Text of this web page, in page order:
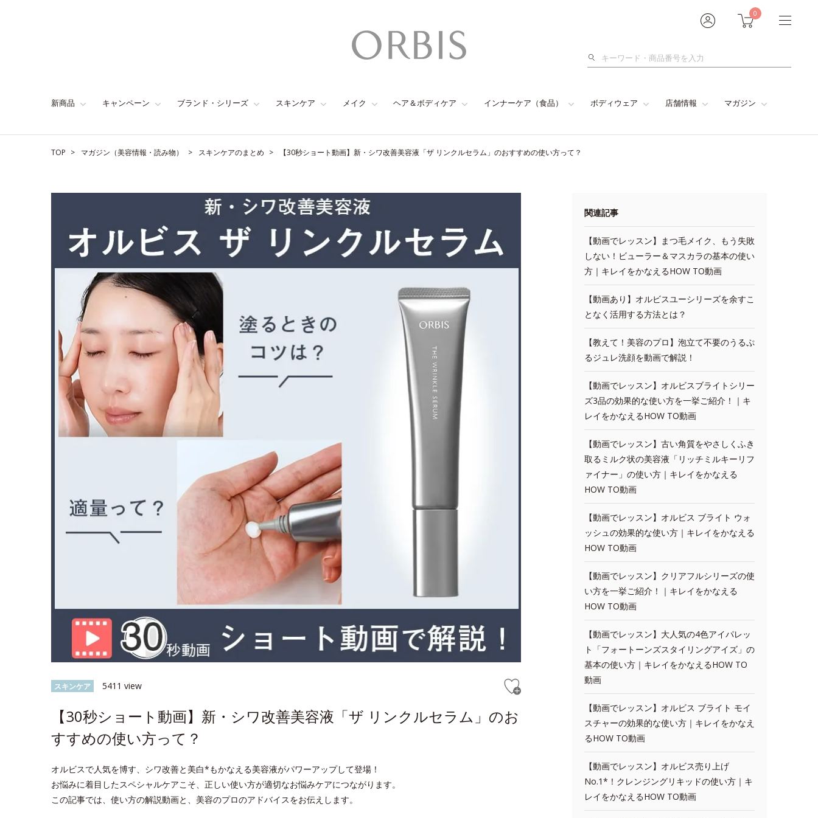
0
検
新商品 キャンペーン ブランド・シリーズ スキンケア メイク ヘア＆ボディケア インナーケア（食品） ボディウェア 店舗情報 マガジン
TOP マガジン（美容情報・読み物） スキンケアのまとめ 【30秒ショート動画】新・シワ改善美容液「ザ リンクルセラム」のおすすめの使い方って？
スキンケア 5411 view
【30秒ショート動画】新・シワ改善美容液「ザ リンクルセラム」のお
すすめの使い方って？
オルビスで人気を博す、シワ改善と美白*もかなえる美容液がパワーアップして登場！
お悩みに着目したスペシャルケアこそ、正しい使い方が適切なお悩みケアにつながります。
この記事では、使い方の解説動画と、美容のプロのアドバイスをお伝えします。
関連記事
【動画でレッスン】まつ毛メイク、もう失敗
しない！ビューラー＆マスカラの基本の使い
方｜キレイをかなえるHOW TO動画
【動画あり】オルビスユーシリーズを余すこ
となく活用する方法とは？
【教えて！美容のプロ】泡立て不要のうるぷ
るジュレ洗顔を動画で解説！
【動画でレッスン】オルビスブライトシリー
ズ3品の効果的な使い方を一挙ご紹介！｜キ
レイをかなえるHOW TO動画
【動画でレッスン】古い角質をやさしくふき
取るミルク状の美容液「リッチミルキーリフ
ァイナー」の使い方｜キレイをかなえる
HOW TO動画
【動画でレッスン】オルビス ブライト ウォ
ッシュの効果的な使い方｜キレイをかなえる
HOW TO動画
【動画でレッスン】クリアフルシリーズの使
い方を一挙ご紹介！｜キレイをかなえる
HOW TO動画
【動画でレッスン】大人気の4色アイパレッ
ト「フォートーンズスタイリングアイズ」の
基本の使い方｜キレイをかなえるHOW TO
動画
【動画でレッスン】オルビス ブライト モイ
スチャーの効果的な使い方｜キレイをかなえ
るHOW TO動画
【動画でレッスン】オルビス売り上げ
No.1*！クレンジングリキッドの使い方｜キ
レイをかなえるHOW TO動画